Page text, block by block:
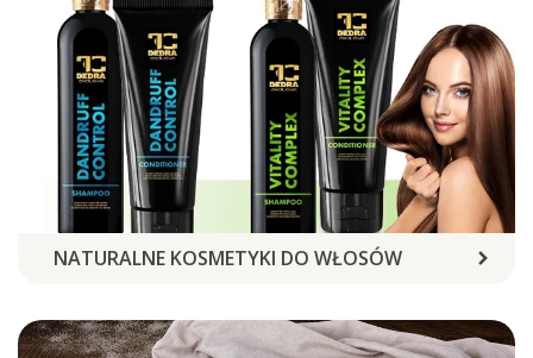
NATURALNE KOSMETYKI DO WŁOSÓW